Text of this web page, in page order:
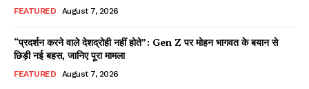
FEATURED August 7, 2026
“प्रदर्शन करने वाले देशद्रोही नहीं होते”: Gen Z पर मोहन भागवत के बयान से
छिड़ी नई बहस, जानिए पूरा मामला
FEATURED August 7, 2026